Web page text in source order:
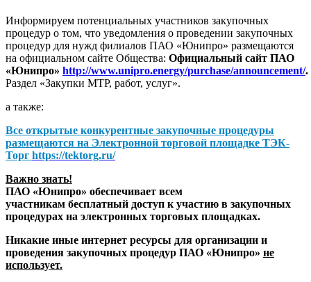
Информируем потенциальных участников закупочных
процедур о том, что уведомления о проведении закупочных
процедур для нужд филиалов ПАО «Юнипро» размещаются
на официальном сайте Общества: Официальный сайт ПАО
«Юнипро» http://www.unipro.energy/purchase/announcement/.
Раздел «Закупки МТР, работ, услуг».
а также:
Все открытые конкурентные закупочные процедуры
размещаются на Электронной торговой площадке ТЭК-
Торг https://tektorg.ru/
Важно знать!
ПАО «Юнипро» обеспечивает всем
участникам бесплатный доступ к участию в закупочных
процедурах на электронных торговых площадках.
Никакие иные интернет ресурсы для организации и
проведения закупочных процедур ПАО «Юнипро» не
использует.